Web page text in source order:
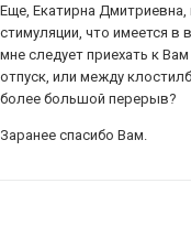
Еще, Екатирна
стимуляции, что имеется
мне следует приехать к
отпуск, или между
более большой перерыв?
Заранее спасибо Вам.